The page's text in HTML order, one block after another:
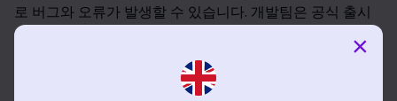
로 버그와 오류가 발생할 수 있습니다. 개발팀은 공식 출시
전까지 이러한 문제를 해결할 수 있도록 최선의 노력을 다
하겠습니다. 얼리 액세스 버전은 관계사와 아직 승인 절차
중에 있는 정보로 인해 실제 데이터를 정확하게 반영하고
×